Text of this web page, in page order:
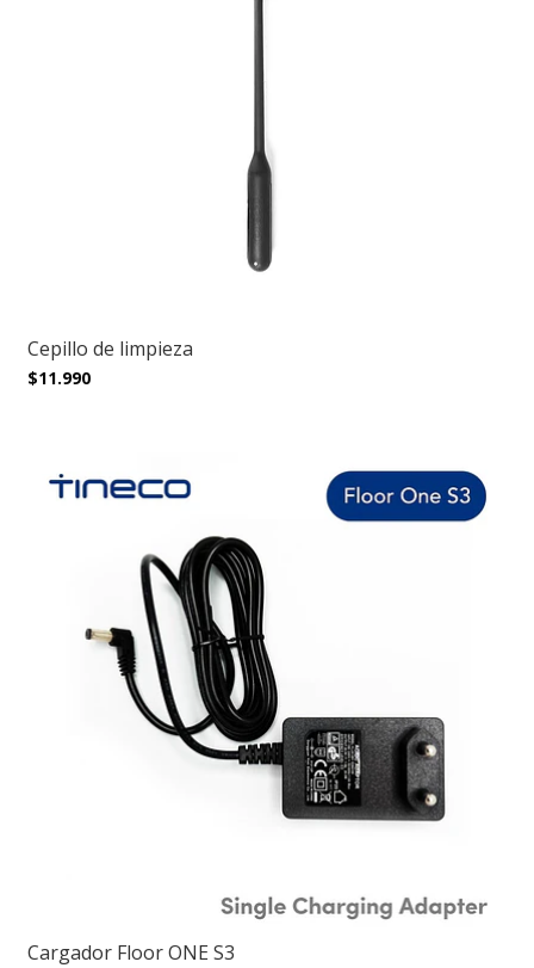
Cepillo de limpieza
$11.990
Cargador Floor ONE S3